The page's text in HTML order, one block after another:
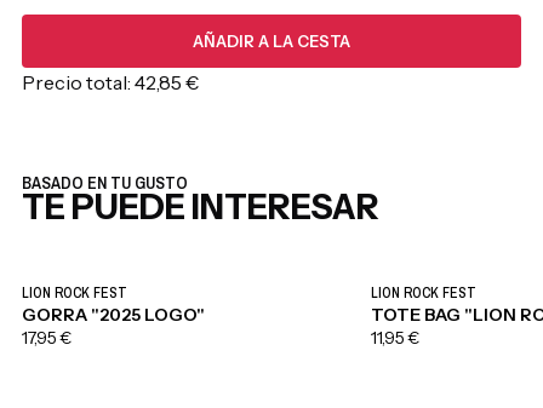
AÑADIR A LA CESTA
Precio total: 42,85 €
BASADO EN TU GUSTO
TE PUEDE INTERESAR
LION ROCK FEST
GORRA "2025 LOGO"
17,95 €
LION ROCK FEST
TOTE BAG "LION
11,95 €